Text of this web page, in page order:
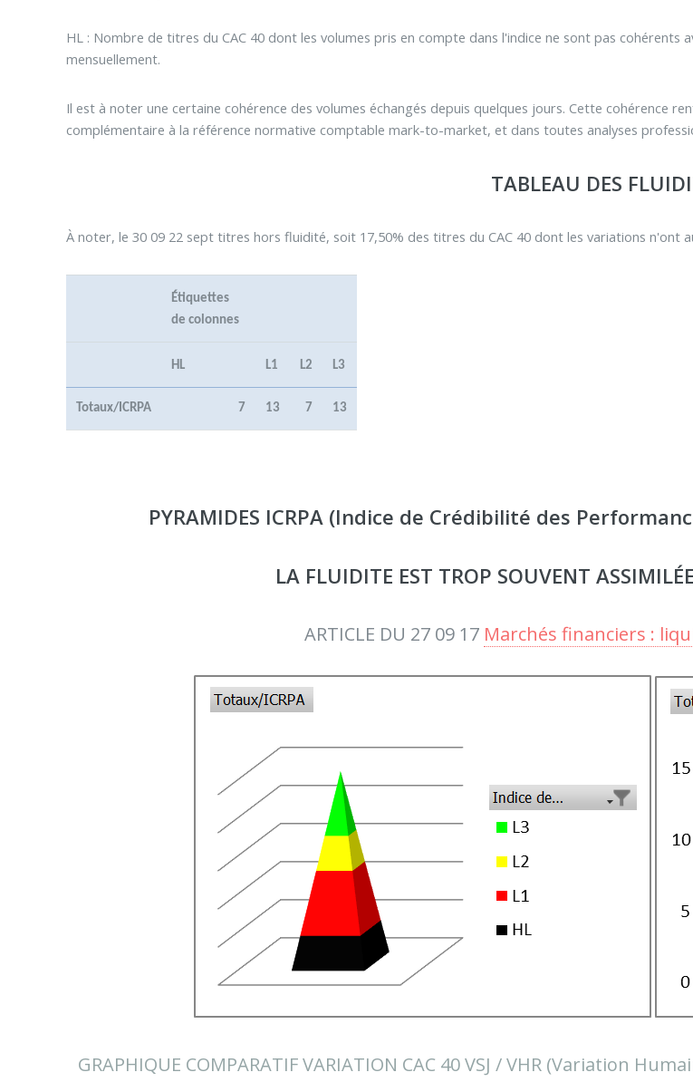
HL : Nombre de titres du CAC 40 dont les volumes pris en compte dans l'indice ne sont pas
mensuellement.
Il est à noter une certaine cohérence des volumes échangés depuis quelques jours. Cette cohérence
complémentaire à la référence normative comptable mark-to-market, et dans toutes analyses
TABLEAU DES
À noter, le 30 09 22 sept titres hors fluidité, soit 17,50% des titres du CAC 40 dont les variations n'ont
Étiquettes
de colonnes
HL L1 L2 L3
Totaux/ICRPA 7 13 7 13
PYRAMIDES ICRPA (Indice de Crédibilité des
LA FLUIDITE EST TROP SOUVENT
ARTICLE DU 27 09 17 Marchés financiers :
GRAPHIQUE COMPARATIF VARIATION CAC 40 VSJ / VHR (Variation